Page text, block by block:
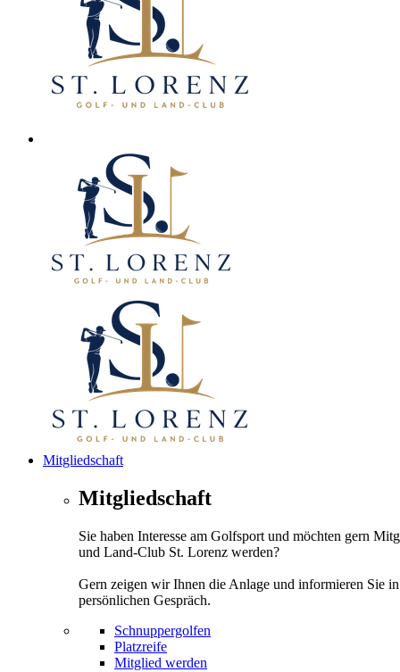
Mitgliedschaft
Mitgliedschaft
Sie haben Interesse am Golfsport und möchten gern
und Land-Club St. Lorenz werden?
Gern zeigen wir Ihnen die Anlage und informieren Sie
persönlichen Gespräch.
Schnuppergolfen
Platzreife
Mitglied werden